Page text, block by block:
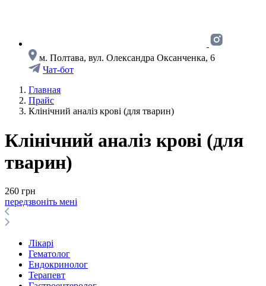
м. Полтава, вул. Олександра Оксанченка, 6
Чат-бот
Главная
Прайс
Клінічний аналіз крові (для тварин)
Клінічний аналіз крові (для
тварин)
260 грн
передзвоніть мені
Лікарі
Гематолог
Ендокринолог
Терапевт